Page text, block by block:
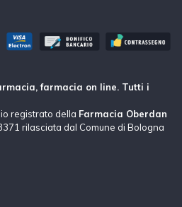
farmacia on line. Tutti i
registrato della Farmacia Oberdan
rilasciata dal Comune di Bologna